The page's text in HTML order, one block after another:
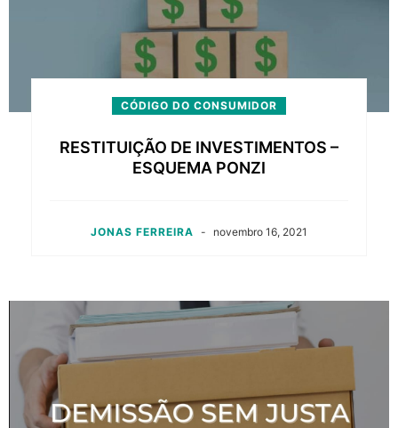
CÓDIGO DO CONSUMIDOR
RESTITUIÇÃO DE INVESTIMENTOS –
ESQUEMA PONZI
JONAS FERREIRA - novembro 16, 2021